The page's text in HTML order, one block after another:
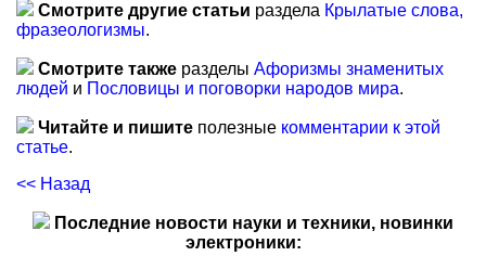
Смотрите другие статьи раздела Крылатые слова,
фразеологизмы.
Смотрите также разделы Афоризмы знаменитых
людей и Пословицы и поговорки народов мира.
Читайте и пишите полезные комментарии к этой
статье.
<< Назад
Последние новости науки и техники, новинки
электроники: